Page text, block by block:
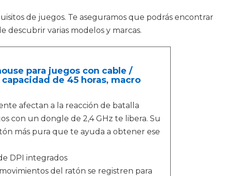
de juegos. Te aseguramos que podrás encontrar
descubrir varias modelos y marcas.
para juegos con cable /
de 45 horas, macro
afectan a la reacción de batalla
con un dongle de 2,4 GHz te libera. Su
más pura que te ayuda a obtener ese
DPI integrados
del ratón se registren para